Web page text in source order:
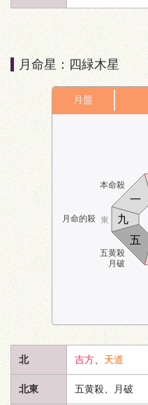
月命星：四緑木星
月盤
本命殺
月命的殺
五黄殺
月破
東
九
一
五
北 吉方、 天道
北東 五黄殺、月破